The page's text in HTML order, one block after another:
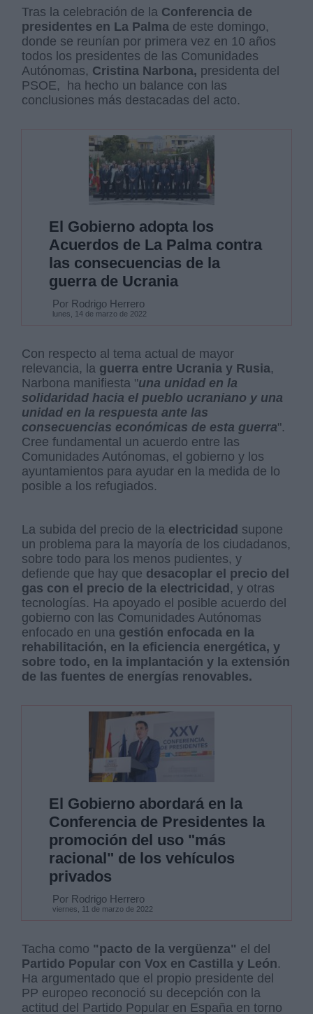
Tras la celebración de la Conferencia de
presidentes en La Palma de este domingo,
donde se reunían por primera vez en 10 años
todos los presidentes de las Comunidades
Autónomas, Cristina Narbona, presidenta del
PSOE, ha hecho un balance con las
conclusiones más destacadas del acto.
El Gobierno adopta los
Acuerdos de La Palma contra
las consecuencias de la
guerra de Ucrania
Por Rodrigo Herrero
lunes, 14 de marzo de 2022
Con respecto al tema actual de mayor
relevancia, la guerra entre Ucrania y Rusia,
Narbona manifiesta "una unidad en la
solidaridad hacia el pueblo ucraniano y una
unidad en la respuesta ante las
consecuencias económicas de esta guerra".
Cree fundamental un acuerdo entre las
Comunidades Autónomas, el gobierno y los
ayuntamientos para ayudar en la medida de lo
posible a los refugiados.
La subida del precio de la electricidad supone
un problema para la mayoría de los ciudadanos,
sobre todo para los menos pudientes, y
defiende que hay que desacoplar el precio del
gas con el precio de la electricidad , y otras
tecnologías. Ha apoyado el posible acuerdo del
gobierno con las Comunidades Autónomas
enfocado en una gestión enfocada en la
rehabilitación, en la eficiencia energética, y
sobre todo, en la implantación y la extensión
de las fuentes de energías renovables.
El Gobierno abordará en la
Conferencia de Presidentes la
promoción del uso "más
racional" de los vehículos
privados
Por Rodrigo Herrero
viernes, 11 de marzo de 2022
Tacha como "pacto de la vergüenza" el del
Partido Popular con Vox en Castilla y León.
Ha argumentado que el propio presidente del
PP europeo reconoció su decepción con la
actitud del Partido Popular en España en torno